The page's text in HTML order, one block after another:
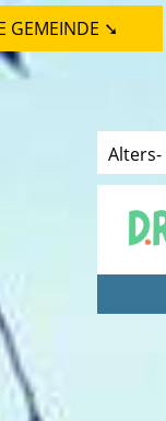
GEMEINDE ➘